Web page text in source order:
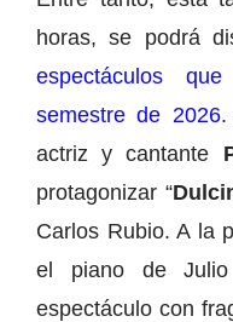
horas, se podrá
espectáculos
semestre de 2026.
actriz y cantante
protagonizar “
Carlos Rubio. A la
el piano de
espectáculo con